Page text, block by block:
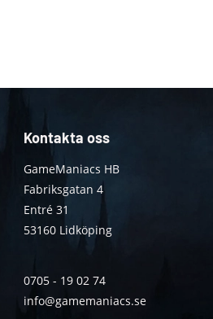
Kontakta oss
GameManiacs HB
Fabriksgatan 4
Entré 31
53160 Lidköping
0705 - 19 02 74
info@gamemaniacs.se